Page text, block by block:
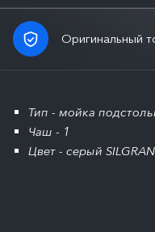
Оригинальный
Тип - мойка
Чаш - 1
Цвет - серый